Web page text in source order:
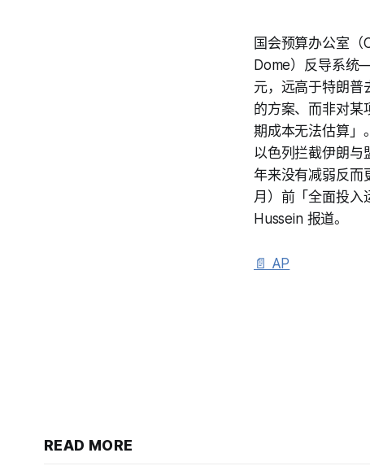
国会预算办公室
Dome）反导系
元，远高于特朗普
的方案、而非对某
期成本无法估算」
以色列拦截伊朗与
年来没有减弱反而
月）前「全面投入
Hussein 报道。
📄 AP
READ MORE